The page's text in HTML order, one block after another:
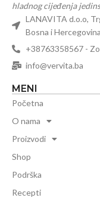
hladnog cijeđenja
LANAVITA d.o.o,
Bosna i Hercegovina
+38763358567 -
info@vervita.ba
MENI
Početna
O nama
Proizvodi
Shop
Podrška
Recepti